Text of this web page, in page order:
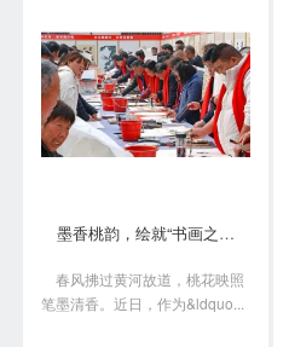
墨香桃韵，绘就“书画之乡”新画卷
春风拂过黄河故道，桃花映照
笔墨清香。近日，作为&ldquo...